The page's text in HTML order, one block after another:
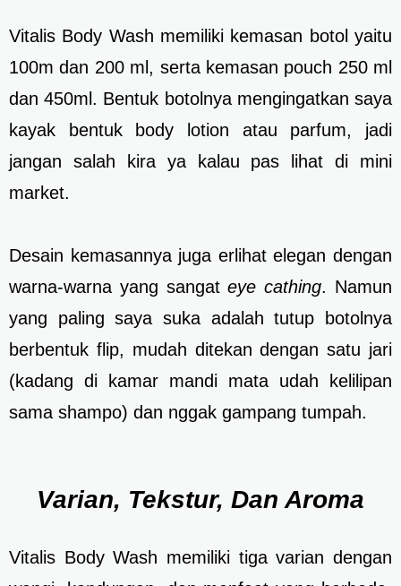
Vitalis Body Wash memiliki kemasan botol yaitu
100m dan 200 ml, serta kemasan pouch 250 ml
dan 450ml. Bentuk botolnya mengingatkan saya
kayak bentuk body lotion atau parfum, jadi
jangan salah kira ya kalau pas lihat di mini
market.
Desain kemasannya juga erlihat elegan dengan
warna-warna yang sangateye cathing. Namun
yang paling saya suka adalah tutup botolnya
berbentuk flip, mudah ditekan dengan satu jari
(kadang di kamar mandi mata udah kelilipan
sama shampo) dan nggak gampang tumpah.
Varian, Tekstur, Dan Aroma
Vitalis Body Wash memiliki tiga varian dengan